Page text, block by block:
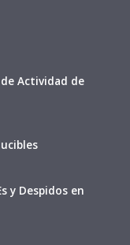
de Actividad de
y Despidos en